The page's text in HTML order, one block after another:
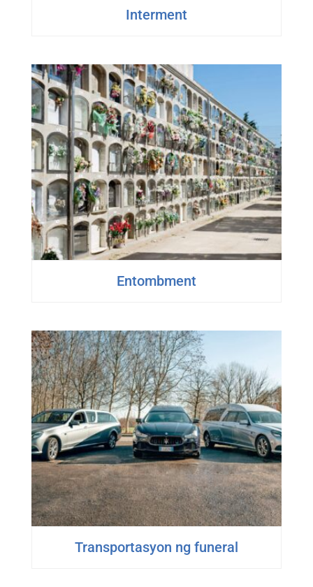
Interment
Entombment
Transportasyon ng funeral